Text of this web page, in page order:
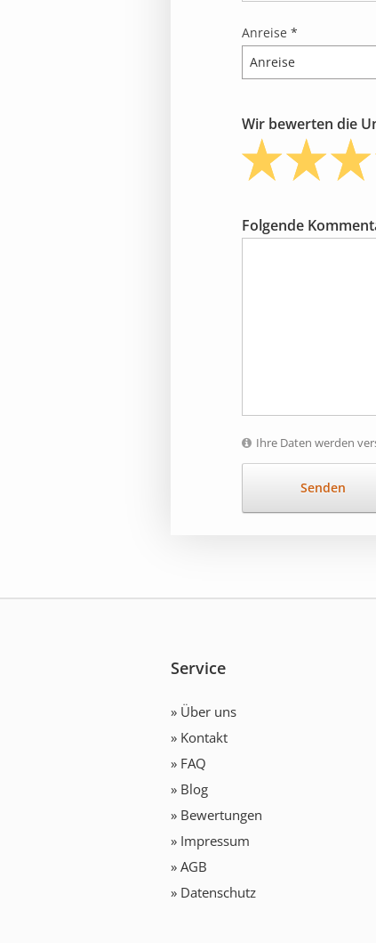
Anreise *
Wir bewerten die
Folgende
Ihre Daten werden
Service
» Über uns
» Kontakt
» FAQ
» Blog
» Bewertungen
» Impressum
» AGB
» Datenschutz